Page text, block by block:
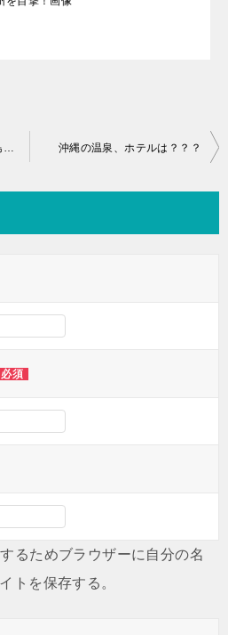
ホテルオアシティ共和 宮古島 格安予約と感想 沖縄の温泉、ホテルは？？？
必須
るためブラウザーに自分の名
トを保存する。